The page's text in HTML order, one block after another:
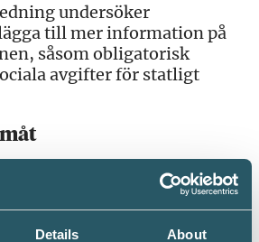
Details About
undersöker
till mer information på
såsom obligatorisk
avgifter för statligt
som rapporteras varje
till grund för beräkning av
Detta kan minska